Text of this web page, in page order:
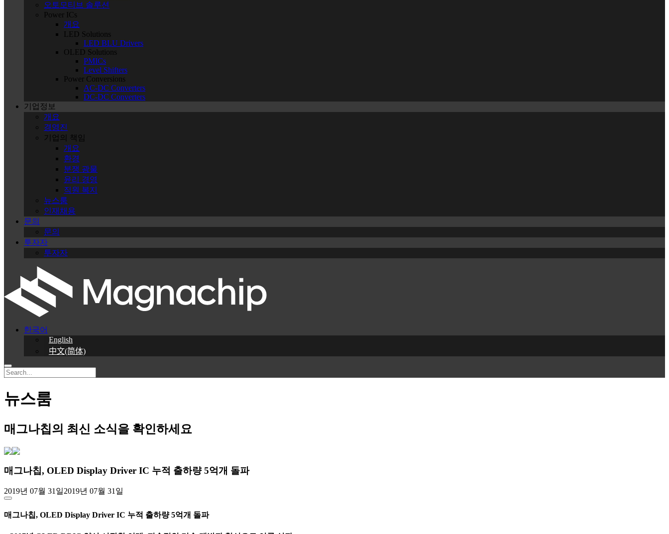
오토모티브 솔루션
Power ICs
개요
LED Solutions
LED BLU Drivers
OLED Solutions
PMICs
Level Shifters
Power Conversions
AC-DC Converters
DC-DC Converters
기업정보
개요
경영진
기업의 책임
개요
환경
분쟁 광물
윤리 경영
직원 복지
뉴스룸
인재채용
문의
문의
투자자
투자자
한국어
English
中文(简体)
뉴스룸
매그나칩의 최신 소식을 확인하세요
매그나칩, OLED Display Driver IC 누적 출하량 5억개 돌파
2019년 07월 31일2019년 07월 31일
매그나칩, OLED Display Driver IC 누적 출하량 5억개 돌파